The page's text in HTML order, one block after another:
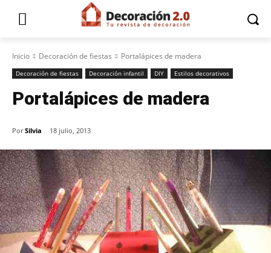
Inicio Decoración de fiestas Portalápices de madera
Decoración de fiestas Decoración infantil DIY Estilos decorativos
Portalápices de madera
Por Silvia 18 julio, 2013